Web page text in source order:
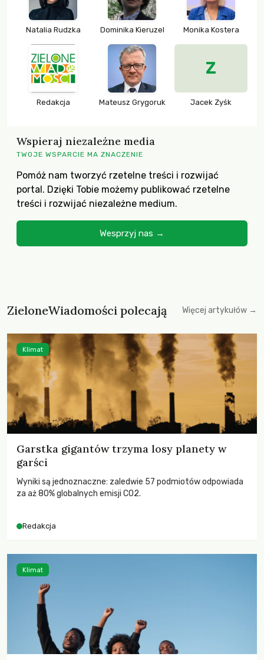
Natalia Rudzka Dominika Kieruzel Monika Kostera
Redakcja Mateusz Grygoruk
Z
Jacek Zyśk
Wspieraj niezależne media
TWOJE WSPARCIE MA ZNACZENIE
Pomóż nam tworzyć rzetelne treści i rozwijać
portal. Dzięki Tobie możemy publikować rzetelne
treści i rozwijać niezależne medium.
Wesprzyj nas →
ZieloneWiadomości polecają Więcej artykułów →
Garstka gigantów trzyma losy planety w
garści
Wyniki są jednoznaczne: zaledwie 57 podmiotów odpowiada
za aż 80% globalnych emisji CO2.
Redakcja
Klimat
Klimat